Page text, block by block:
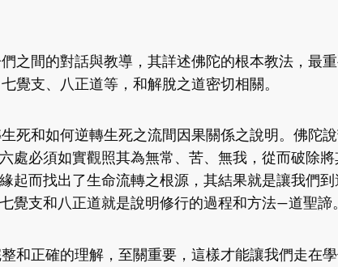
之間的對話與教導，其詳述佛陀的根本教法，最
覺支、八正道等，和解脫之道密切相關。
死和如何逆轉生死之流間因果關係之說明。佛陀
處必須如實觀照其為無常、苦、無我，從而破除將
起而找出了生命流轉之根源，其結果就是讓我們到
支和八正道就是說明修行的過程和方法—道聖諦。
和正確的理解，至關重要，這樣才能讓我們走在